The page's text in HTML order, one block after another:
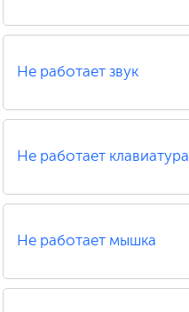
Не работает звук
Не работает клавиатура
Не работает мышка